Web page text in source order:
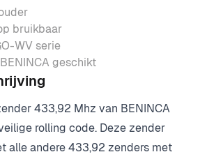
bruikbaar
WV serie
geschikt
433,92 Mhz van BENINCA
rolling code. Deze zender
alle andere 433,92 zenders met